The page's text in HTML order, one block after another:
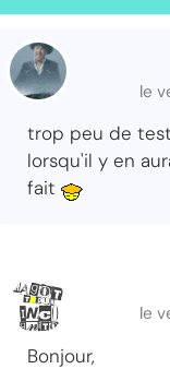
le
trop peu de
lorsqu'il y en
fait
le
Bonjour,